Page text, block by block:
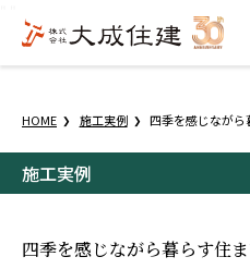
HOME 施工実例 四季を感じながら
施工実例
四季を感じながら暮らす住ま